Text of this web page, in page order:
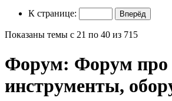
К странице:
Показаны темы с 21 по 40 из 715
Форум: Форум про
инструменты,